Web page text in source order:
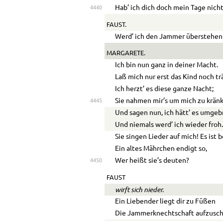
4440 Hab’ ich dich doch mein Tage
FAUST.
Werd’ ich den Jammer
MARGARETE.
Ich bin nun ganz in deiner Macht.
Laß mich nur erst das Kind noch
Ich herzt’ es diese ganze Nacht;
4445
Sie nahmen mir’s um mich zu
Und sagen nun, ich hätt’ es
Und niemals werd’ ich wieder froh.
Sie singen Lieder auf mich! Es ist
Ein altes Mährchen endigt so,
4450 Wer heißt sie’s deuten?
FAUST
wirft sich nieder.
Ein Liebender liegt dir zu Füßen
Die Jammerknechtschaft